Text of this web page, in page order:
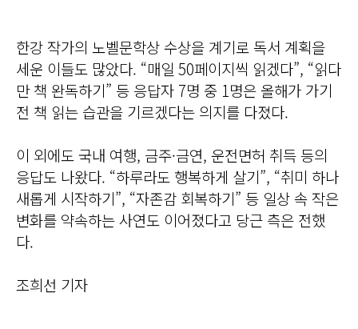
한강 작가의 노벨문학상 수상을 계기로 독서 계획을
세운 이들도 많았다. “매일 50페이지씩 읽겠다”, “읽다
만 책 완독하기” 등 응답자 7명 중 1명은 올해가 가기
전 책 읽는 습관을 기르겠다는 의지를 다졌다.
이 외에도 국내 여행, 금주·금연, 운전면허 취득 등의
응답도 나왔다. “하루라도 행복하게 살기”, “취미 하나
새롭게 시작하기”, “자존감 회복하기” 등 일상 속 작은
변화를 약속하는 사연도 이어졌다고 당근 측은 전했
다.
조희선 기자